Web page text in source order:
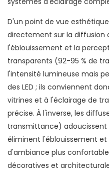
D'un point de vue
directement sur la diffusion
l'éblouissement et la
transparents (92-95 % de
l'intensité lumineuse mais
des LED ; ils conviennent
vitrines et à l'éclairage de
précise. À l'inverse, les
transmittance)
éliminent l'éblouissement
d'ambiance plus
décoratives et